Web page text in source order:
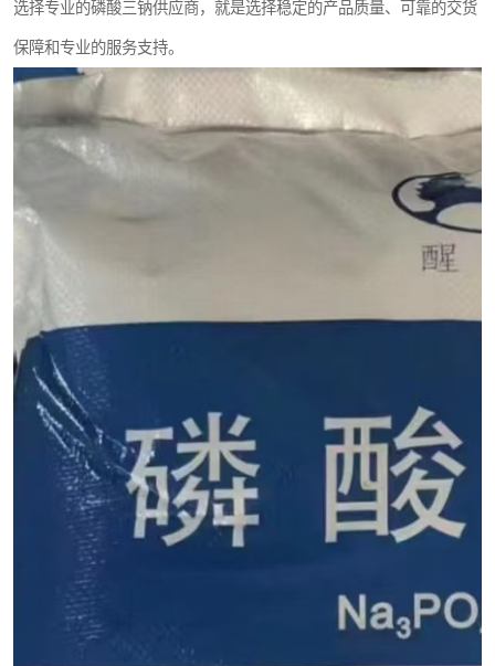
选择专业的磷酸三钠供应商，就是选择稳定的产品质量、可靠的交货
保障和专业的服务支持。